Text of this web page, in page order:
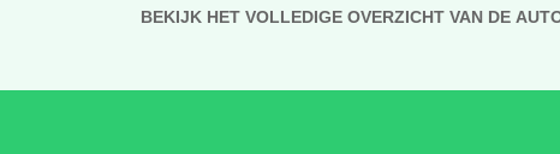
BEKIJK HET VOLLEDIGE OVERZICHT VAN DE